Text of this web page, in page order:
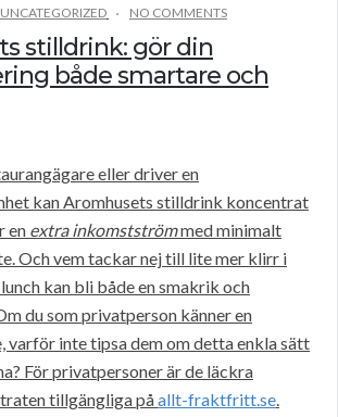
UNCATEGORIZED NO COMMENTS
stilldrink: gör din
både smartare och
eller driver en
kan Aromhusets stilldrink koncentrat
en extra inkomstströmmed minimalt
Och vem tackar nej till lite mer klirr i
kan bli både en smakrik och
du som privatperson känner en
varför inte tipsa dem om detta enkla sätt
För privatpersoner är de läckra
tillgängliga påallt-fraktfritt.se.